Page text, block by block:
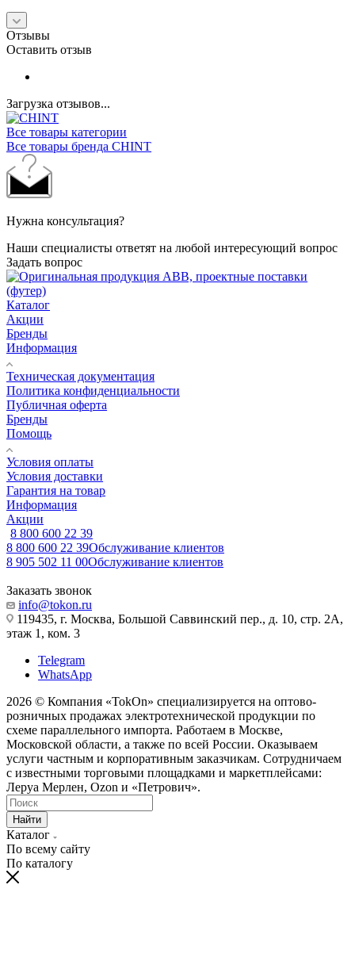
Отзывы
Оставить отзыв
Загрузка отзывов...
Все товары категории
Все товары бренда CHINT
Нужна консультация?
Наши специалисты ответят на любой интересующий вопрос
Задать вопрос
Каталог
Акции
Бренды
Информация
Техническая документация
Политика конфиденциальности
Публичная оферта
Бренды
Помощь
Условия оплаты
Условия доставки
Гарантия на товар
Информация
Акции
8 800 600 22 39
8 800 600 22 39Обслуживание клиентов
8 905 502 11 00Обслуживание клиентов
Заказать звонок
info@tokon.ru
119435, г. Москва, Большой Саввинский пер., д. 10, стр. 2А,
этаж 1, ком. 3
Telegram
WhatsApp
2026 © Компания «TokOn» специализируется на оптово-
розничных продажах электротехнической продукции по
схеме параллельного импорта. Работаем в Москве,
Московской области, а также по всей России. Оказываем
услуги частным и корпоративным заказчикам. Сотрудничаем
с известными торговыми площадками и маркетплейсами:
Леруа Мерлен, Ozon и «Петрович».
Найти
Каталог
По всему сайту
По каталогу